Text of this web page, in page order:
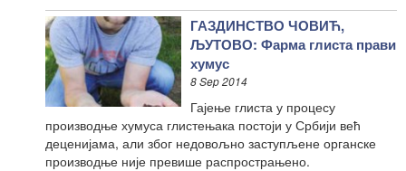
ГАЗДИНСТВО ЧОВИЋ,
ЉУТОВО: Фарма глиста прави
хумус
8 Sep 2014
Гајење глиста у процесу
производње хумуса глистењака постоји у Србији већ
деценијама, али због недовољно заступљене органске
производње није превише распрострањено.